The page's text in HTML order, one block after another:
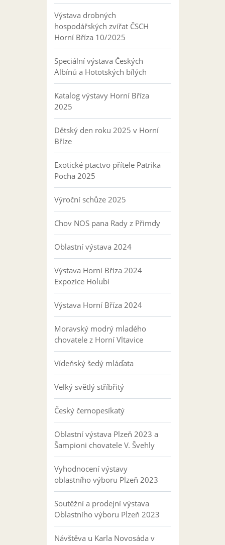
Výstava drobných
hospodářských zvířat ČSCH
Horní Bříza 10/2025
Speciální výstava Českých
Albínů a Hototských bílých
Katalog výstavy Horní Bříza
2025
Dětský den roku 2025 v Horní
Bříze
Exotické ptactvo přítele Patrika
Pocha 2025
Výroční schůze 2025
Chov NOS pana Rady z Přimdy
Oblastní výstava 2024
Výstava Horní Bříza 2024
Expozice Holubi
Výstava Horní Bříza 2024
Moravský modrý mladého
chovatele z Horní Vltavice
Vídeňský šedý mláďata
Velký světlý stříbřitý
Český černopesíkatý
Oblastní výstava Plzeň 2023 a
Šampioni chovatele V. Švehly
Vyhodnocení výstavy
oblastního výboru Plzeň 2023
Soutěžní a prodejní výstava
Oblastního výboru Plzeň 2023
Návštěva u Karla Novosáda v